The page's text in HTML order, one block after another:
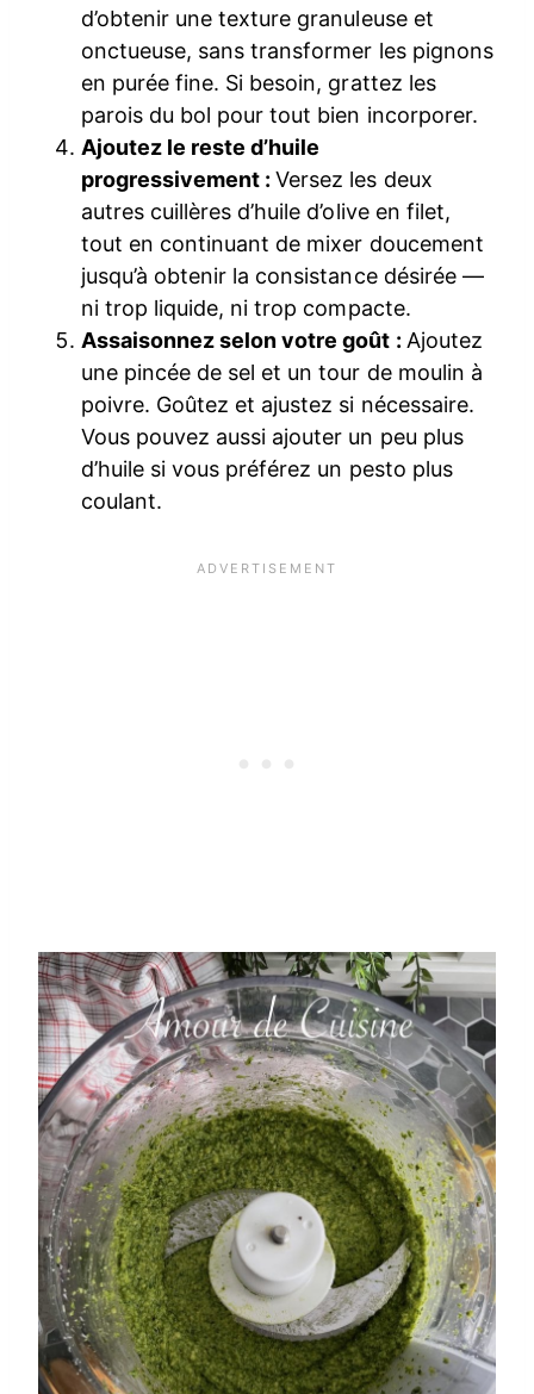
d’obtenir une texture granuleuse et
onctueuse, sans transformer les pignons
en purée fine. Si besoin, grattez les
parois du bol pour tout bien incorporer.
Ajoutez le reste d’huile
progressivement :Versez les deux
autres cuillères d’huile d’olive en filet,
tout en continuant de mixer doucement
jusqu’à obtenir la consistance désirée —
ni trop liquide, ni trop compacte.
Assaisonnez selon votre goût : Ajoutez
une pincée de sel et un tour de moulin à
poivre. Goûtez et ajustez si nécessaire.
Vous pouvez aussi ajouter un peu plus
d’huile si vous préférez un pesto plus
coulant.